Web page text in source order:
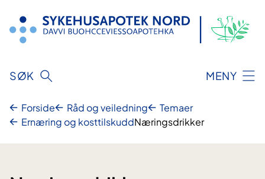
innhold
SØK MENY
Forside Råd og veiledning
Temaer
Ernæring og kosttilskuddNæringsdrikker